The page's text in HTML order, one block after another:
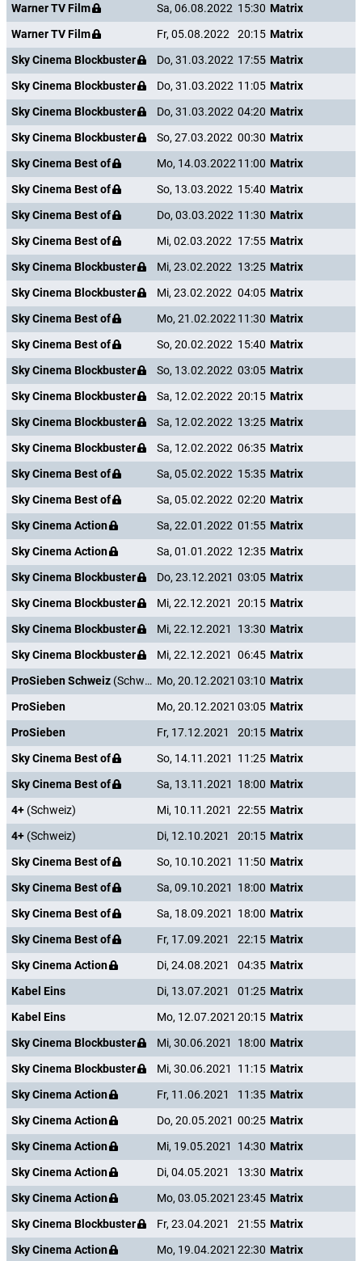
Warner TV Film
Sa, 06.08.2022 15:30 Matrix
Warner TV Film
Fr, 05.08.2022 20:15 Matrix
Sky Cinema Blockbuster
Do, 31.03.2022 17:55 Matrix
Sky Cinema Blockbuster
Do, 31.03.2022 11:05 Matrix
Sky Cinema Blockbuster
Do, 31.03.2022 04:20 Matrix
Sky Cinema Blockbuster
So, 27.03.2022 00:30 Matrix
Sky Cinema Best of
Mo, 14.03.202211:00 Matrix
Sky Cinema Best of
So, 13.03.2022 15:40 Matrix
Sky Cinema Best of
Do, 03.03.2022 11:30 Matrix
Sky Cinema Best of
Mi, 02.03.2022 17:55 Matrix
Sky Cinema Blockbuster
Mi, 23.02.2022 13:25 Matrix
Sky Cinema Blockbuster
Mi, 23.02.2022 04:05 Matrix
Sky Cinema Best of
Mo, 21.02.202211:30 Matrix
Sky Cinema Best of
So, 20.02.2022 15:40 Matrix
Sky Cinema Blockbuster
So, 13.02.2022 03:05 Matrix
Sky Cinema Blockbuster
Sa, 12.02.2022 20:15 Matrix
Sky Cinema Blockbuster
Sa, 12.02.2022 13:25 Matrix
Sky Cinema Blockbuster
Sa, 12.02.2022 06:35 Matrix
Sky Cinema Best of
Sa, 05.02.2022 15:35 Matrix
Sky Cinema Best of
Sa, 05.02.2022 02:20 Matrix
Sky Cinema Action
Sa, 22.01.2022 01:55 Matrix
Sky Cinema Action
Sa, 01.01.2022 12:35 Matrix
Sky Cinema Blockbuster
Do, 23.12.2021 03:05 Matrix
Sky Cinema Blockbuster
Mi, 22.12.2021 20:15 Matrix
Sky Cinema Blockbuster
Mi, 22.12.2021 13:30 Matrix
Sky Cinema Blockbuster
Mi, 22.12.2021 06:45 Matrix
ProSieben Schweiz (Schweiz) Mo, 20.12.2021 03:10 Matrix
ProSieben
Mo, 20.12.2021 03:05 Matrix
ProSieben
Fr, 17.12.2021 20:15 Matrix
Sky Cinema Best of
So, 14.11.2021 11:25 Matrix
Sky Cinema Best of
Sa, 13.11.2021 18:00 Matrix
4+ (Schweiz) Mi, 10.11.2021 22:55 Matrix
4+ (Schweiz) Di, 12.10.2021 20:15 Matrix
Sky Cinema Best of
So, 10.10.2021 11:50 Matrix
Sky Cinema Best of
Sa, 09.10.2021 18:00 Matrix
Sky Cinema Best of
Sa, 18.09.2021 18:00 Matrix
Sky Cinema Best of
Fr, 17.09.2021 22:15 Matrix
Sky Cinema Action
Di, 24.08.2021 04:35 Matrix
Kabel Eins
Di, 13.07.2021 01:25 Matrix
Kabel Eins
Mo, 12.07.2021 20:15 Matrix
Sky Cinema Blockbuster
Mi, 30.06.2021 18:00 Matrix
Sky Cinema Blockbuster
Mi, 30.06.2021 11:15 Matrix
Sky Cinema Action
Fr, 11.06.2021 11:35 Matrix
Sky Cinema Action
Do, 20.05.2021 00:25 Matrix
Sky Cinema Action
Mi, 19.05.2021 14:30 Matrix
Sky Cinema Action
Di, 04.05.2021 13:30 Matrix
Sky Cinema Action
Mo, 03.05.2021 23:45 Matrix
Sky Cinema Blockbuster
Fr, 23.04.2021 21:55 Matrix
Sky Cinema Action
Mo, 19.04.2021 22:30 Matrix